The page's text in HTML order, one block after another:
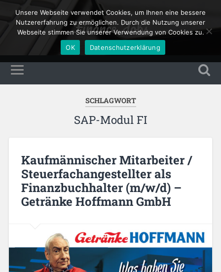
Finance Jobs
SCHLAGWORT
SAP-Modul FI
Kaufmännischer Mitarbeiter /
Steuerfachangestellter als
Finanzbuchhalter (m/w/d) –
Getränke Hoffmann GmbH
Unsere Webseite verwendet Cookies, um Ihnen eine bessere
Nutzererfahrung zu ermöglichen. Durch die Nutzung unserer
Webseite stimmen Sie unserer Verwendung von Cookies zu.
OK
Datenschutzerklärung